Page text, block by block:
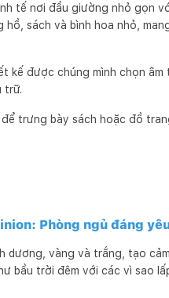
tế nơi đầu giường nhỏ gọn
sách và bình hoa nhỏ,
kế được chúng mình chọn
trữ.
trưng bày sách hoặc đồ
Phòng ngủ đáng
dương, vàng và trắng, tạo
bầu trời đêm với các vì sao